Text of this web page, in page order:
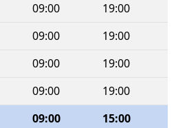
09:00
19:00
09:00
19:00
09:00
19:00
09:00
19:00
09:00 15:00